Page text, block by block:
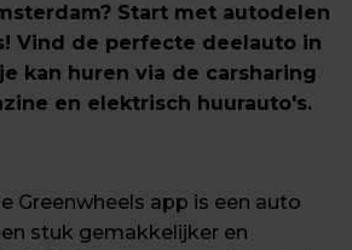
Start met autodelen
Vind de perfecte deelauto in
kan huren via de carsharing
en elektrisch huurauto's.
Greenwheels app is een auto
stuk gemakkelijker en